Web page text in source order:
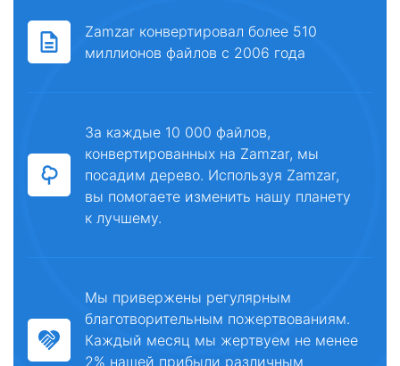
Zamzar конвертировал более 510
миллионов файлов с 2006 года
За каждые 10 000 файлов,
конвертированных на Zamzar, мы
посадим дерево. Используя Zamzar,
вы помогаете изменить нашу планету
к лучшему.
Мы привержены регулярным
благотворительным пожертвованиям.
Каждый месяц мы жертвуем не менее
2% нашей прибыли различным